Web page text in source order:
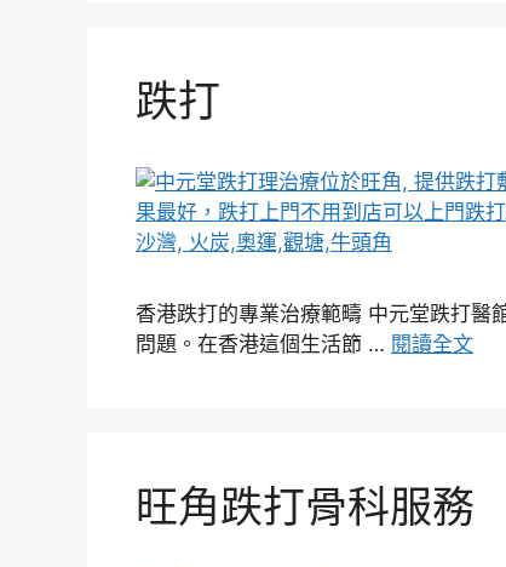
跌打
香港跌打的專業治療範疇 中元堂跌打醫
問題。在香港這個生活節 … 閱讀全文
旺角跌打骨科服務